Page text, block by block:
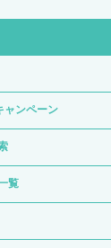
ャンペーン
覧